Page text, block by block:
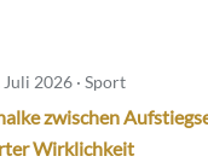
Juli 2026 · Sport
zwischen
Wirklichkeit